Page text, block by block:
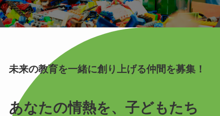
未来の教育を一緒に創り上げる仲間を募集！
あなたの情熱を、子どもたち